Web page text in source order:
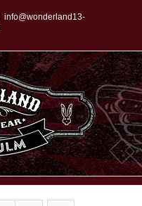
info@wonderland13-